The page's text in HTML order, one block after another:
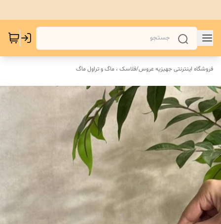
فروشگاه اینترنتی جهیزیه عروس/فلاسک ، ماگ و تراول ماگ